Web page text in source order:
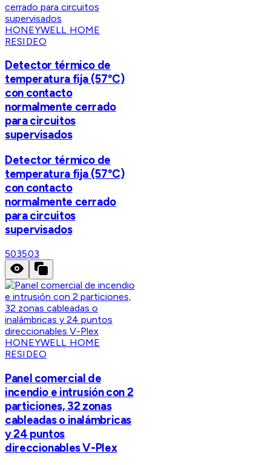
HONEYWELL HOME
RESIDEO
Detector térmico de
temperatura fija (57°C)
con contacto
normalmente cerrado
para circuitos
supervisados
Detector térmico de
temperatura fija (57°C)
con contacto
normalmente cerrado
para circuitos
supervisados
503503
HONEYWELL HOME
RESIDEO
Panel comercial de
incendio e intrusión con 2
particiones, 32 zonas
cableadas o inalámbricas
y 24 puntos
direccionables V-Plex